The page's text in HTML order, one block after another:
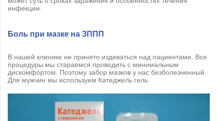
инфекции.
Боль при мазке на ЗППП
В нашей клинике не принято издеваться над пациентами. Все
процедуры мы стараемся проводить с минимальным
дискомфортом. Поэтому забор мазков у нас безболезненный.
Для мужчин мы используем Катеджель гель.